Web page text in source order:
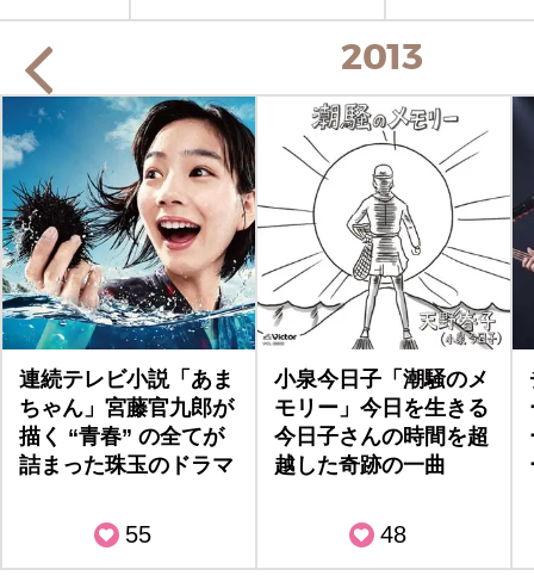
2013
連続テレビ小説「あま
ちゃん」宮藤官九郎が
描く “青春” の全てが
詰まった珠玉のドラマ
55
小泉今日子「潮騒のメ
モリー」今日を生きる
今日子さんの時間を超
越した奇跡の一曲
48